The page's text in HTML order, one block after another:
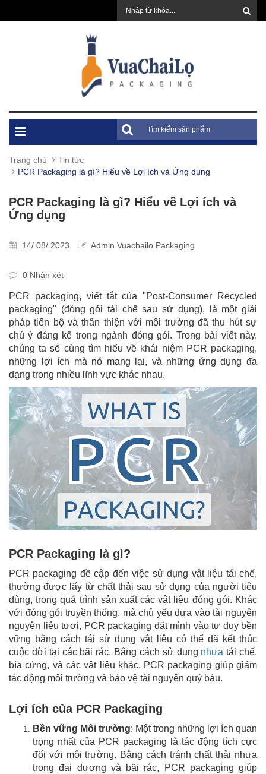
Trang chủ
Tin tức
PCR Packaging là gì? Hiểu về Lợi ích và Ứng dụng
PCR Packaging là gì? Hiểu về Lợi ích và
Ứng dụng
14/ 08/ 2023 Admin Vuachailo Packaging
0 Nhận xét
PCR packaging, viết tắt của "Post-Consumer Recycled
packaging" (đóng gói tái chế sau sử dụng), là một giải
pháp tiến bộ và thân thiện với môi trường đã thu hút sự
chú ý đáng kể trong ngành đóng gói. Trong bài viết này,
chúng ta sẽ cùng tìm hiểu về khái niệm PCR packaging,
những lợi ích mà nó mang lại, và những ứng dụng đa
dạng trong nhiều lĩnh vực khác nhau.
PCR Packaging là gì?
PCR packaging đề cập đến việc sử dụng vật liệu tái chế,
thường được lấy từ chất thải sau sử dụng của người tiêu
dùng, trong quá trình sản xuất các vật liệu đóng gói. Khác
với đóng gói truyền thống, mà chủ yếu dựa vào tài nguyên
nguyên liệu tươi, PCR packaging đặt mình vào tư duy bền
vững bằng cách tái sử dụng vật liệu có thể đã kết thúc
cuộc đời tại các bãi rác. Bằng cách sử dụng nhựa tái chế,
bìa cứng, và các vật liệu khác, PCR packaging giúp giảm
tác động môi trường và bảo vệ tài nguyên quý báu.
Lợi ích của PCR Packaging
Bền vững Môi trường: Một trong những lợi ích quan
trọng nhất của PCR packaging là tác động tích cực
đối với môi trường. Bằng cách tránh chất thải nhựa
trong đại dương và bãi rác, PCR packaging giúp